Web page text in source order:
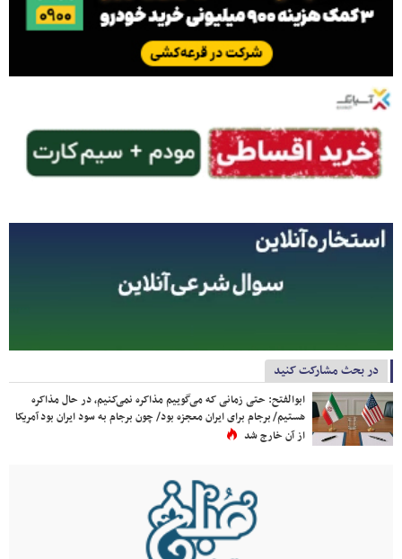
در بحث مشارکت کنید
ابوالفتح: حتی زمانی که می‌گوییم مذاکره نمی‌کنیم، در حال مذاکره
هستیم/ برجام برای ایران معجزه بود/ چون برجام به سود ایران بود آمریکا
از آن خارج شد